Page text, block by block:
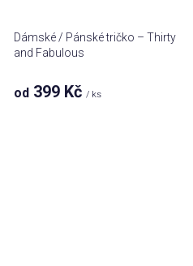
Dámské / Pánské tričko – Thirty
and Fabulous
od 399 Kč/ ks